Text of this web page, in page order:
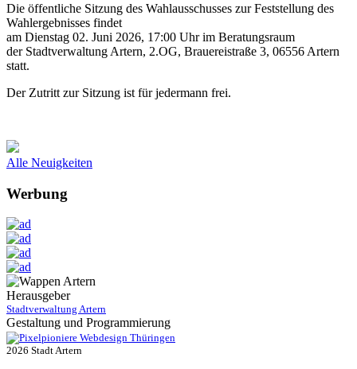
Die öffentliche Sitzung des Wahlausschusses zur Feststellung des
Wahlergebnisses findet
am Dienstag 02. Juni 2026, 17:00 Uhr im Beratungsraum
der Stadtverwaltung Artern, 2.OG, Brauereistraße 3, 06556 Artern
statt.
Der Zutritt zur Sitzung ist für jedermann frei.
Alle Neuigkeiten
Werbung
Herausgeber
Stadtverwaltung Artern
Gestaltung und Programmierung
Webdesign Thüringen
2026 Stadt Artern